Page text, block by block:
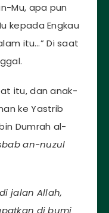
Mu, apa pun
kepada Engkau
itu…” Di saat
itu, dan anak-
ke Yastrib
Dumrah al-
an-nuzul
jalan Allah,
di bumi